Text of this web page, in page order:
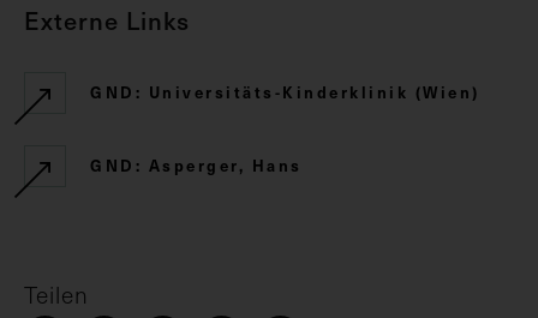
Externe Links
GND: Universitäts-Kinderklinik (Wien)
GND: Asperger, Hans
Teilen